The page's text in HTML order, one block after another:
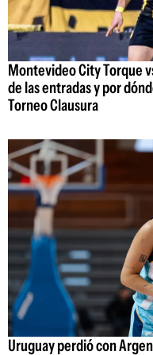
Montevideo City Torque
de las entradas y por
Torneo Clausura
Uruguay perdió con